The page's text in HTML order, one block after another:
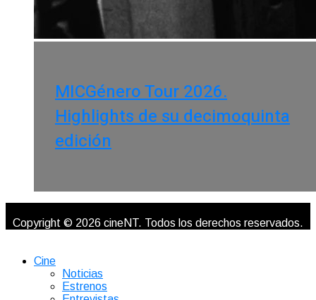
MICGénero Tour 2026.
Highlights de su decimoquinta
edición
Copyright © 2026 cineNT. Todos los derechos reservados.
Cine
Noticias
Estrenos